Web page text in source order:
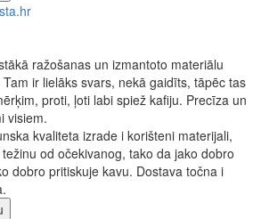
ražošanas un izmantoto materiālu
ir lielāks svars, nekā gaidīts, tāpēc tas
proti, ļoti labi spiež kafiju. Precīza un
visiem.
kvaliteta izrade i korišteni materijali,
od očekivanog, tako da jako dobro
dobro pritiskuje kavu. Dostava točna i